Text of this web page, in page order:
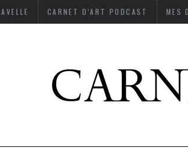
CARNET D’ART PODCAST MES